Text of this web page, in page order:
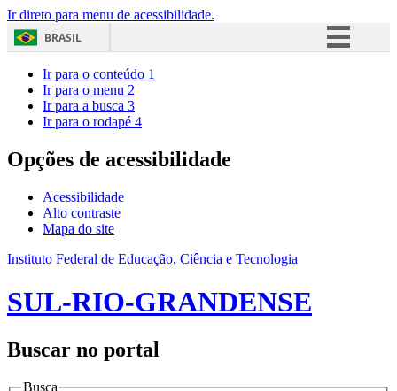
Ir direto para menu de acessibilidade.
BRASIL
Acesso à informação
Ir para o conteúdo 1
Ir para o menu 2
Ir para a busca 3
Ir para o rodapé 4
Opções de acessibilidade
Acessibilidade
Alto contraste
Mapa do site
Instituto Federal de Educação, Ciência e Tecnologia
SUL-RIO-GRANDENSE
Buscar no portal
Busca